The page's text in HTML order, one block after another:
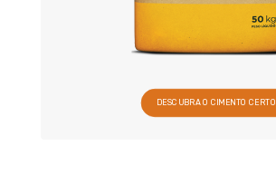
DESCUBRA O CIMENTO CERTO